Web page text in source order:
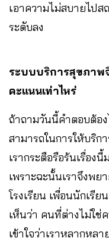
เอาความไม่สบายไป
ระดับลง
ระบบบริการสุขภาพ
คะแนนเท่าไหร่
ถ้าถามวันนี้คำตอบต้อง
สามารถในการให้บริ
เรากระตือรือร้นเรื่อง
เพราะฉะนั้นเราจึงพย
โรงเรียน เพื่อนนักเรี
เห็นว่า คนที่ต่างไม่ใ
เข้าใจว่าเราหลากห